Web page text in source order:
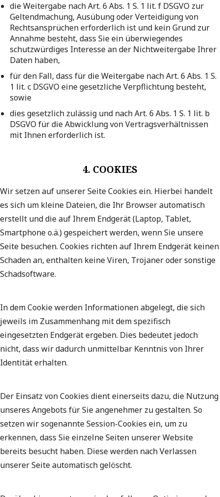
die Weitergabe nach Art. 6 Abs. 1 S. 1 lit. f DSGVO zur
Geltendmachung, Ausübung oder Verteidigung von
Rechtsansprüchen erforderlich ist und kein Grund zur
Annahme besteht, dass Sie ein überwiegendes
schutzwürdiges Interesse an der Nichtweitergabe Ihrer
Daten haben,
für den Fall, dass für die Weitergabe nach Art. 6 Abs. 1 S.
1 lit. c DSGVO eine gesetzliche Verpflichtung besteht,
sowie
dies gesetzlich zulässig und nach Art. 6 Abs. 1 S. 1 lit. b
DSGVO für die Abwicklung von Vertragsverhältnissen
mit Ihnen erforderlich ist.
4. COOKIES
Wir setzen auf unserer Seite Cookies ein. Hierbei handelt
es sich um kleine Dateien, die Ihr Browser automatisch
erstellt und die auf Ihrem Endgerät (Laptop, Tablet,
Smartphone o.ä.) gespeichert werden, wenn Sie unsere
Seite besuchen. Cookies richten auf Ihrem Endgerät keinen
Schaden an, enthalten keine Viren, Trojaner oder sonstige
Schadsoftware.
In dem Cookie werden Informationen abgelegt, die sich
jeweils im Zusammenhang mit dem spezifisch
eingesetzten Endgerät ergeben. Dies bedeutet jedoch
nicht, dass wir dadurch unmittelbar Kenntnis von Ihrer
Identität erhalten.
Der Einsatz von Cookies dient einerseits dazu, die Nutzung
unseres Angebots für Sie angenehmer zu gestalten. So
setzen wir sogenannte Session-Cookies ein, um zu
erkennen, dass Sie einzelne Seiten unserer Website
bereits besucht haben. Diese werden nach Verlassen
unserer Seite automatisch gelöscht.